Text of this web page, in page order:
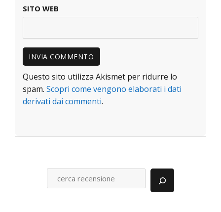
SITO WEB
Questo sito utilizza Akismet per ridurre lo
spam. Scopri come vengono elaborati i dati
derivati dai commenti.